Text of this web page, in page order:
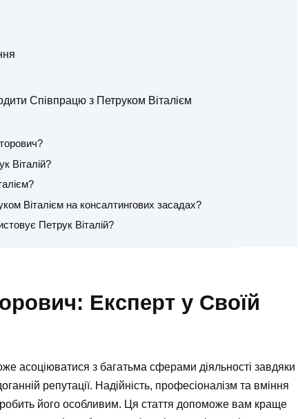
Співпрацю з Петруком Віталієм
Віталій?
Віталієм на консалтингових засадах?
Петрук Віталій?
Експерт у Своїй
асоціюватися з багатьма сферами діяльності завдяки
репутації. Надійність, професіоналізм та вміння
його особливим. Ця стаття допоможе вам краще